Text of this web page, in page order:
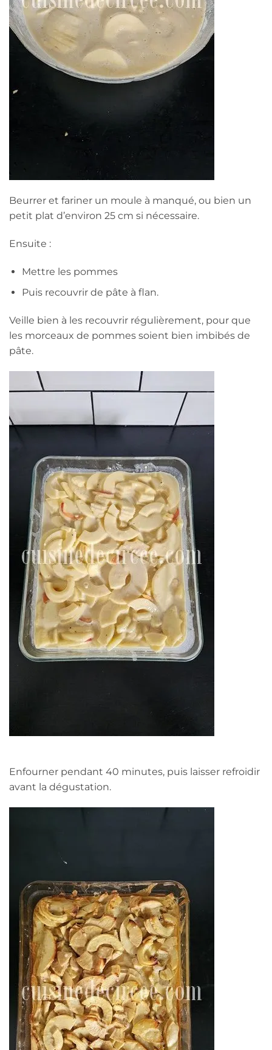
Beurrer et fariner un moule à manqué, ou bien un
petit plat d’environ 25 cm si nécessaire.
Ensuite :
Mettre les pommes
Puis recouvrir de pâte à flan.
Veille bien à les recouvrir régulièrement, pour que
les morceaux de pommes soient bien imbibés de
pâte.
Enfourner pendant 40 minutes, puis laisser refroidir
avant la dégustation.